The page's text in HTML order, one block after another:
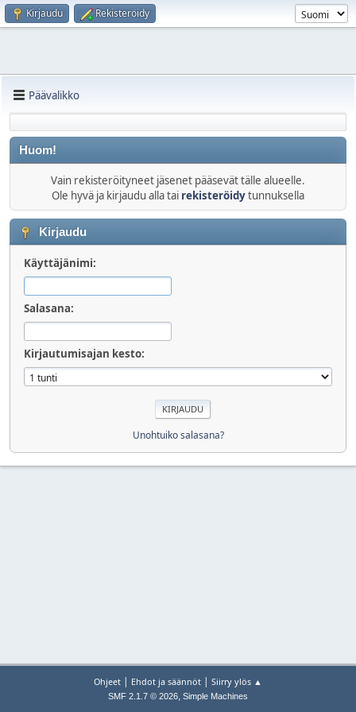
Kirjaudu Rekisteröidy
Päävalikko
Huom!
Vain rekisteröityneet jäsenet pääsevät tälle alueelle.
Ole hyvä ja kirjaudu alla tai rekisteröidytunnuksella
Kirjaudu
Käyttäjänimi:
Salasana:
Kirjautumisajan kesto:
Unohtuiko salasana?
Ohjeet | Ehdot ja säännöt | Siirry ylös ▲
SMF 2.1.7 © 2026, Simple Machines